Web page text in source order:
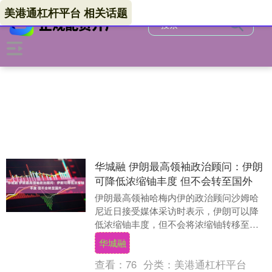
美港通杠杆平台 相关话题
华城融 伊朗最高领袖政治顾问：伊朗
可降低浓缩铀丰度 但不会转至国外
伊朗最高领袖哈梅内伊的政治顾问沙姆哈
尼近日接受媒体采访时表示，伊朗可以降
低浓缩铀丰度，但不会将浓缩铀转移至国
外，并再次强调伊朗核计划的和平性质。
伊朗最高领袖政....
华城融
查看： 76 分类： 美港通杠杆平台